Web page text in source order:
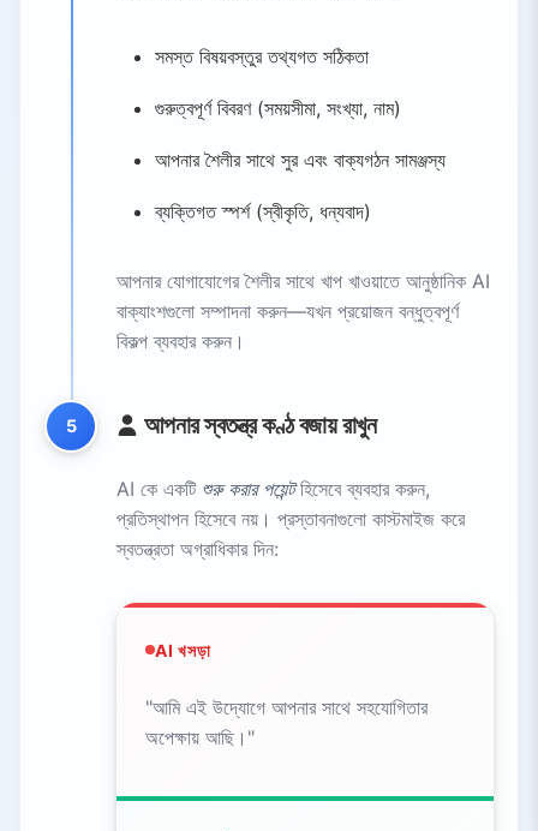
সমস্ত বিষয়বস্তুর তথ্যগত সঠিকতা
গুরুত্বপূর্ণ বিবরণ (সময়সীমা, সংখ্যা, নাম)
আপনার শৈলীর সাথে সুর এবং বাক্যগঠন সামঞ্জস্য
ব্যক্তিগত স্পর্শ (স্বীকৃতি, ধন্যবাদ)
আপনার যোগাযোগের শৈলীর সাথে খাপ খাওয়াতে আনুষ্ঠানিক AI
বাক্যাংশগুলো সম্পাদনা করুন—যখন প্রয়োজন বন্ধুত্বপূর্ণ
বিকল্প ব্যবহার করুন।
5 আপনার স্বতন্ত্র কণ্ঠ বজায় রাখুন
AI কে একটি শুরু করার পয়েন্টহিসেবে ব্যবহার করুন,
প্রতিস্থাপন হিসেবে নয়। প্রস্তাবনাগুলো কাস্টমাইজ করে
স্বতন্ত্রতা অগ্রাধিকার দিন:
AI খসড়া
"আমি এই উদ্যোগে আপনার সাথে সহযোগিতার
অপেক্ষায় আছি।"